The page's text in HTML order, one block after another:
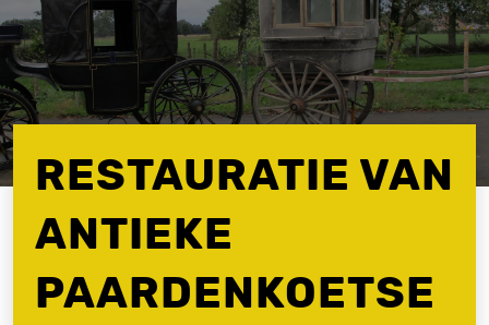
RESTAURATIE VAN
ANTIEKE
PAARDENKOETSE